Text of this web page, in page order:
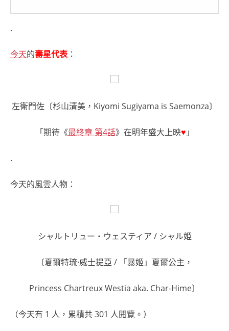
.
今天的壽星代表：
左衛門佐〔杉山清美，Kiyomi Sugiyama is Saemonza〕
「期待《最終章 第4話》在明年盛大上映♥ 」
.
今天的風雲人物：
シャルトリュー・ウェスティア / シャル姫
〔夏爾特琉·威士提亞 / 「暴姬」夏爾公主，
Princess Chartreux Westia aka. Char-Hime〕
（今天有 1 人，累積共 301 人閱覽。）